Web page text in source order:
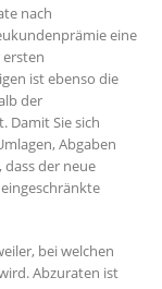
nach
eine
ist ebenso die
der
Damit Sie sich
Abgaben
der neue
bei welchen
Abzuraten ist